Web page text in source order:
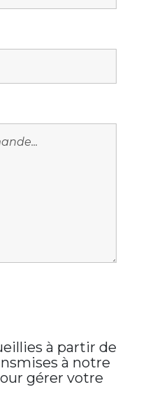
à partir de
à notre
gérer votre